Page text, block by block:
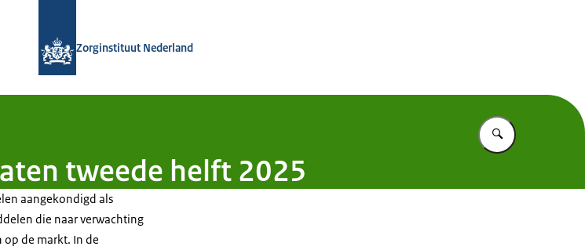
Zorginstituut Nederland
Vul in wat u
tweede helft 2025
aangekondigd als
die naar verwachting
de markt. In de